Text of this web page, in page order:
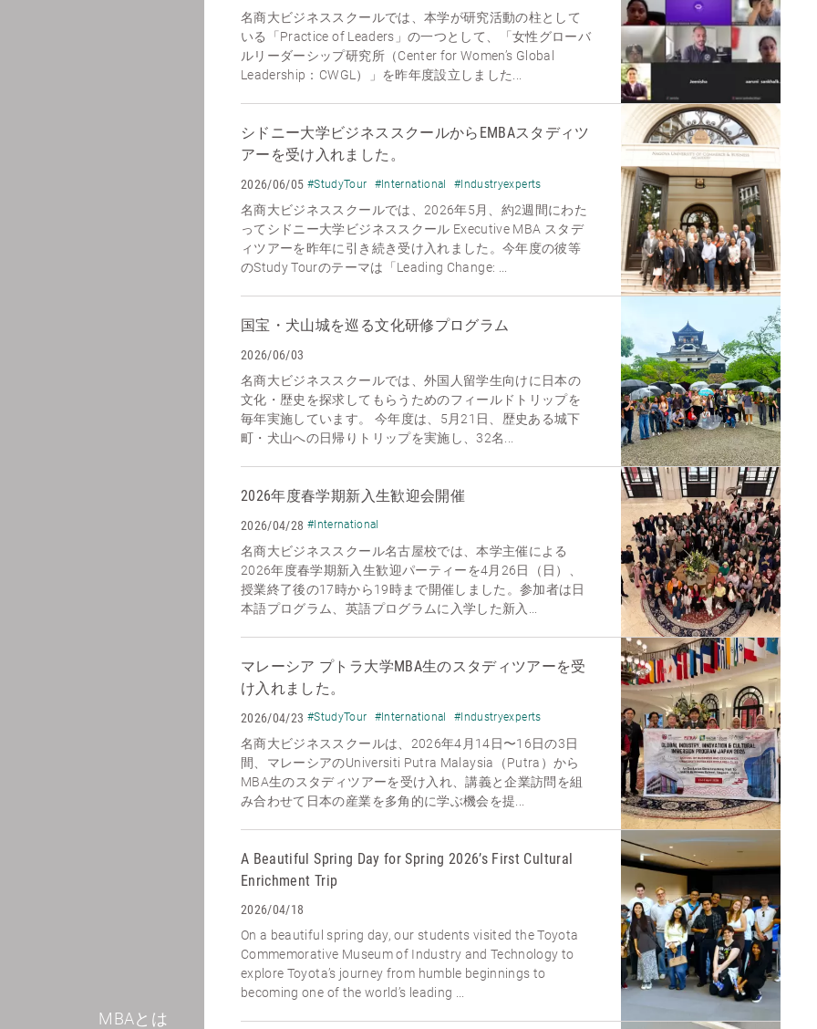
MBAとは
名商大ビジネススクールでは、本学が研究活動の柱として
いる「Practice of Leaders」の一つとして、「女性グローバ
ルリーダーシップ研究所（Center for Women’s Global
Leadership：CWGL）」を昨年度設立しました...
シドニー大学ビジネススクールからEMBAスタディツ
アーを受け入れました。
2026/06/05 #StudyTour #International #Industryexperts
名商大ビジネススクールでは、2026年5月、約2週間にわた
ってシドニー大学ビジネススクール Executive MBA スタデ
ィツアーを昨年に引き続き受け入れました。今年度の彼等
のStudy Tourのテーマは「Leading Change: ...
国宝・犬山城を巡る文化研修プログラム
2026/06/03
名商大ビジネススクールでは、外国人留学生向けに日本の
文化・歴史を探求してもらうためのフィールドトリップを
毎年実施しています。 今年度は、5月21日、歴史ある城下
町・犬山への日帰りトリップを実施し、32名...
2026年度春学期新入生歓迎会開催
2026/04/28 #International
名商大ビジネススクール名古屋校では、本学主催による
2026年度春学期新入生歓迎パーティーを4月26日（日）、
授業終了後の17時から19時まで開催しました。参加者は日
本語プログラム、英語プログラムに入学した新入...
マレーシア プトラ大学MBA生のスタディツアーを受
け入れました。
2026/04/23 #StudyTour #International #Industryexperts
名商大ビジネススクールは、2026年4月14日〜16日の3日
間、マレーシアのUniversiti Putra Malaysia（Putra）から
MBA生のスタディツアーを受け入れ、講義と企業訪問を組
み合わせて日本の産業を多角的に学ぶ機会を提...
A Beautiful Spring Day for Spring 2026’s First Cultural
Enrichment Trip
2026/04/18
On a beautiful spring day, our students visited the Toyota
Commemorative Museum of Industry and Technology to
explore Toyota’s journey from humble beginnings to
becoming one of the world’s leading ...